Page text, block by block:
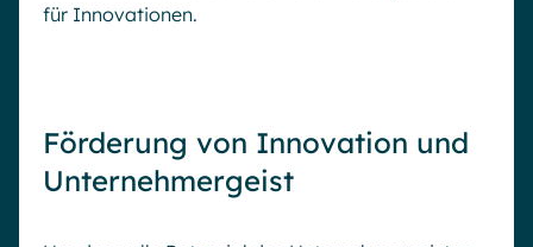
für Innovationen.
Förderung von Innovation und
Unternehmergeist